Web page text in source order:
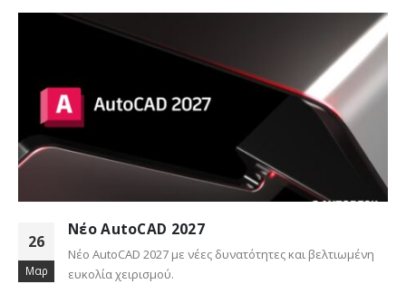
26
Μαρ
Νέο AutoCAD 2027
Νέο AutoCAD 2027 με νέες δυνατότητες και βελτιωμένη
ευκολία χειρισμού.